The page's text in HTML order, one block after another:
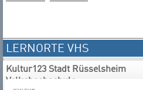
LERNORTE VHS
Kultur123 Stadt Rüsselsheim
Volkshochschule